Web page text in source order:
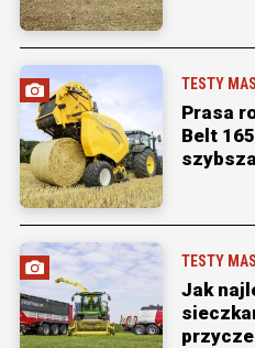
TESTY
Prasa
Belt
TESTY
Jak